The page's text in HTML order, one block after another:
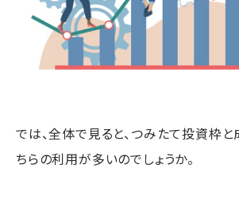
では、全体で見ると、つみたて投資枠
ちらの利用が多いのでしょうか。